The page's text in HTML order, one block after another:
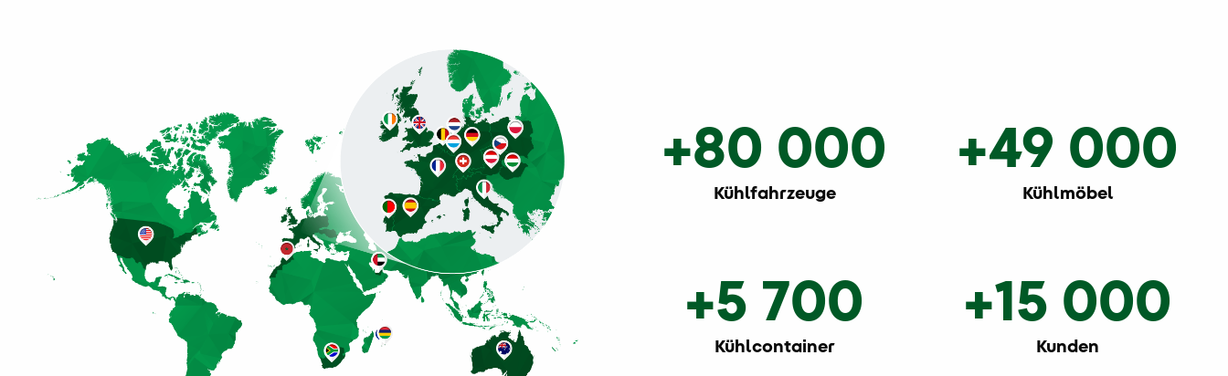
+80 000
Kühlfahrzeuge
+49 000
Kühlmöbel
+5 700
Kühlcontainer
+15 000
Kunden